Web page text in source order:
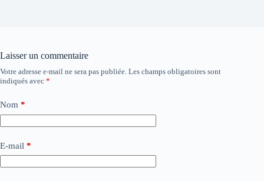
Laisser un commentaire
Votre adresse e-mail ne sera pas publiée. Les champs obligatoires sont
indiqués avec *
Nom *
E-mail *